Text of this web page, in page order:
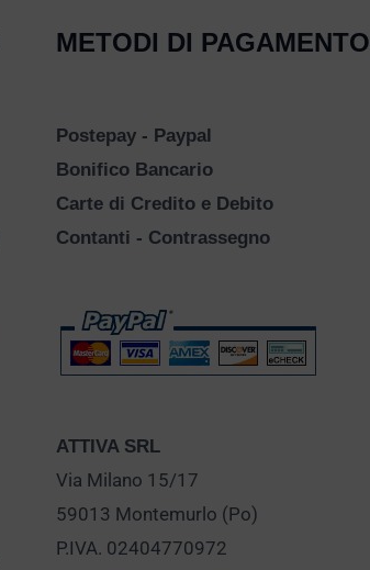
METODI DI PAGAMENTO
Postepay - Paypal
Bonifico Bancario
Carte di Credito e Debito
Contanti - Contrassegno
ATTIVA SRL
Via Milano 15/17
59013 Montemurlo (Po)
P.IVA. 02404770972